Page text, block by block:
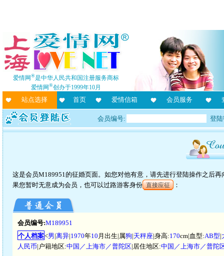
爱情网®是中华人民共和国注册服务商标
爱情网®创办于1999年10月
站点选择 首页 爱情信箱 会员服务
会员编号: 登
这是会员M189951的征婚页面。如您对他有意，请先进行登陆操作之后
果您暂时无意成为会员，也可以过路游客身份 直接应征 ：
会员编号:M189951
个人档案<男|离异|1970年10 月出生|属狗|天秤座|身高:170cm|血型:AB型|
人民币|户籍地区:中国／上海市／普陀区|居住地区:中国／上海市／普陀